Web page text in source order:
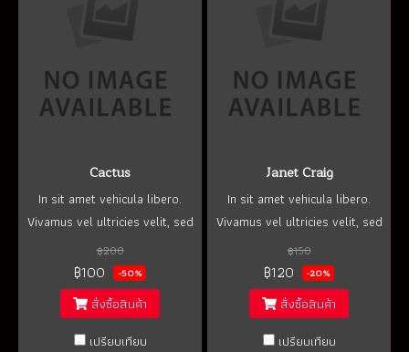
Cactus
In sit amet vehicula libero.
Vivamus vel ultricies velit, sed
fringilla elit.
฿200
฿100 -50%
สั่งซื้อสินค้า
เปรียบเทียบ
Janet Craig
In sit amet vehicula libero.
Vivamus vel ultricies velit, sed
fringilla elit.
฿150
฿120 -20%
สั่งซื้อสินค้า
เปรียบเทียบ